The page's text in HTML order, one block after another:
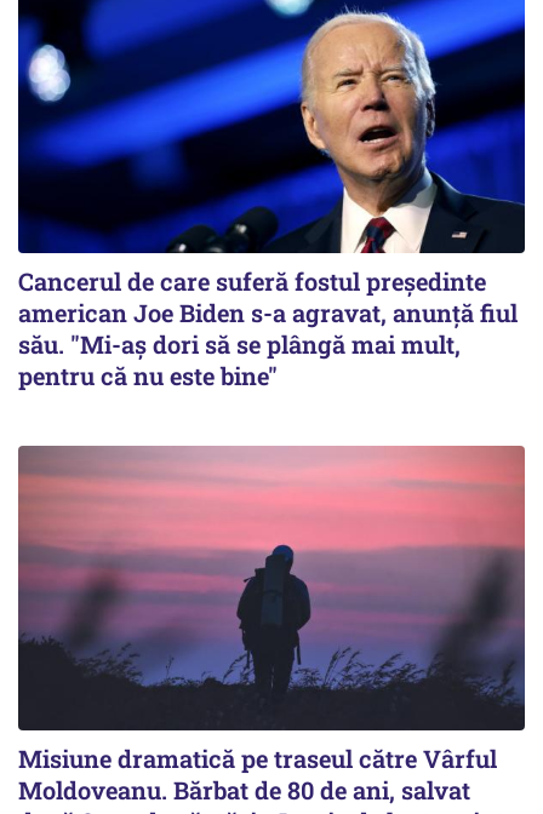
Cancerul de care suferă fostul preşedinte
american Joe Biden s-a agravat, anunță fiul
său. "Mi-aș dori să se plângă mai mult,
pentru că nu este bine"
Misiune dramatică pe traseul către Vârful
Moldoveanu. Bărbat de 80 de ani, salvat